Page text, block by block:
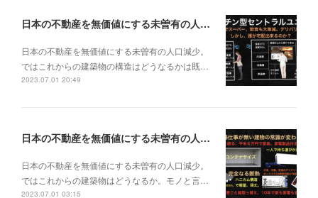
日本の不動産を無価値にする未曽有の人口減少。ではこれからの建築物の構造はどうなるかは既に解説した。今はその内部の内容。その1
日本の不動産を無価値にする未曽有の人口減少。
ではこれからの建築物の構造はどうなるかは既…
2023.07.01 20:49
日本の不動産を無価値にする未曽有の人口減少。ではこれからの建築物はどうなるか。
日本の不動産を無価値にする未曽有の人口減少。
ではこれからの建築物はどうなるか。モノと言…
2023.07.01 03:15